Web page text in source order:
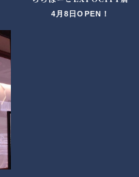
4月8日OPEN！